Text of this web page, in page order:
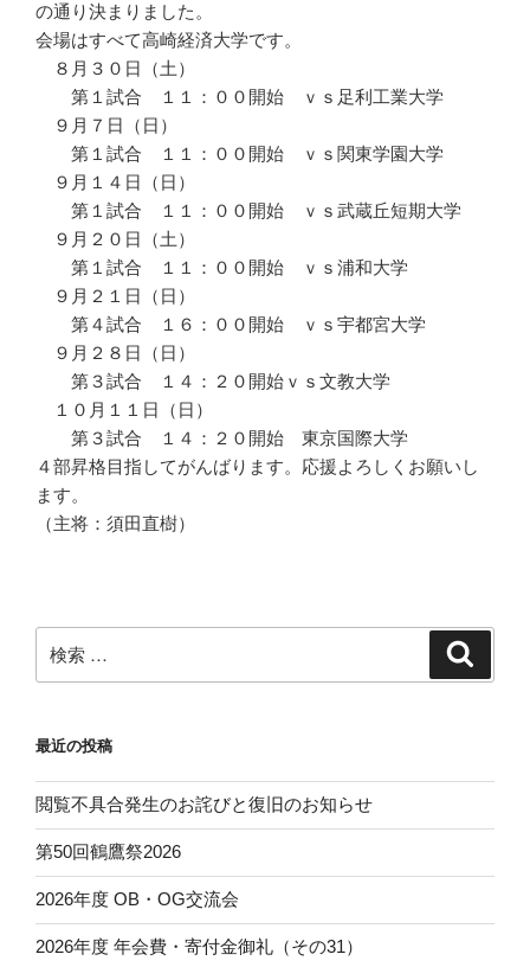
の通り決まりました。
会場はすべて高崎経済大学です。
８月３０日（土）
第１試合 １１：００開始 ｖｓ足利工業大学
９月７日（日）
第１試合 １１：００開始 ｖｓ関東学園大学
９月１４日（日）
第１試合 １１：００開始 ｖｓ武蔵丘短期大学
９月２０日（土）
第１試合 １１：００開始 ｖｓ浦和大学
９月２１日（日）
第４試合 １６：００開始 ｖｓ宇都宮大学
９月２８日（日）
第３試合 １４：２０開始ｖｓ文教大学
１０月１１日（日）
第３試合 １４：２０開始 東京国際大学
４部昇格目指してがんばります。応援よろしくお願いし
ます。
（主将：須田直樹）
索:
最近の投稿
閲覧不具合発生のお詫びと復旧のお知らせ
第50回鶴鷹祭2026
2026年度 OB・OG交流会
2026年度 年会費・寄付金御礼（その31）